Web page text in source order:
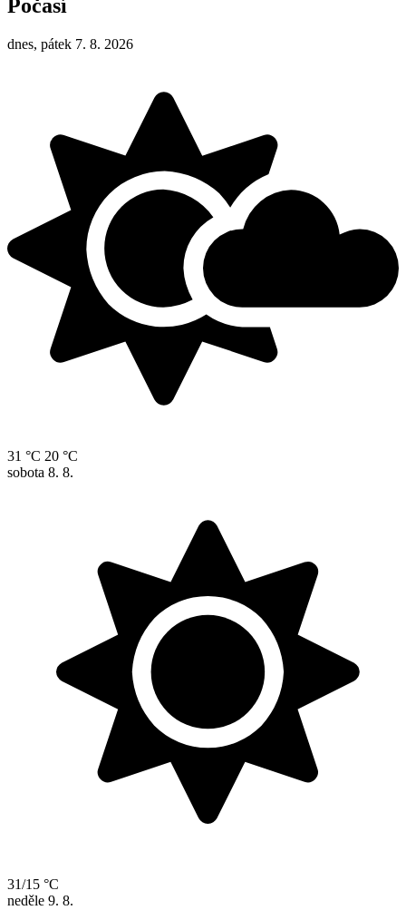
Počasí
dnes, pátek 7. 8. 2026
31 °C 20 °C
sobota 8. 8.
31/15 °C
neděle 9. 8.